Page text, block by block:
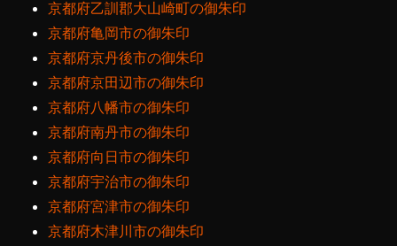
京都府乙訓郡大山崎町の御朱印
京都府亀岡市の御朱印
京都府京丹後市の御朱印
京都府京田辺市の御朱印
京都府八幡市の御朱印
京都府南丹市の御朱印
京都府向日市の御朱印
京都府宇治市の御朱印
京都府宮津市の御朱印
京都府木津川市の御朱印